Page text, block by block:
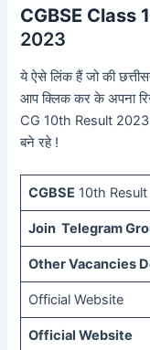
CGBSE Class
2023
ये ऐसे लिंक हैं जो की
आप क्लिक कर के अपना
CG 10th Result 2023
बने रहे !
CGBSE 10th Result
Join Telegram
Other Vacancies
Official Website
Official Website